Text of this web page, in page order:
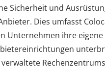
Sicherheit und
Dies umfasst
Unternehmen ihre eigene